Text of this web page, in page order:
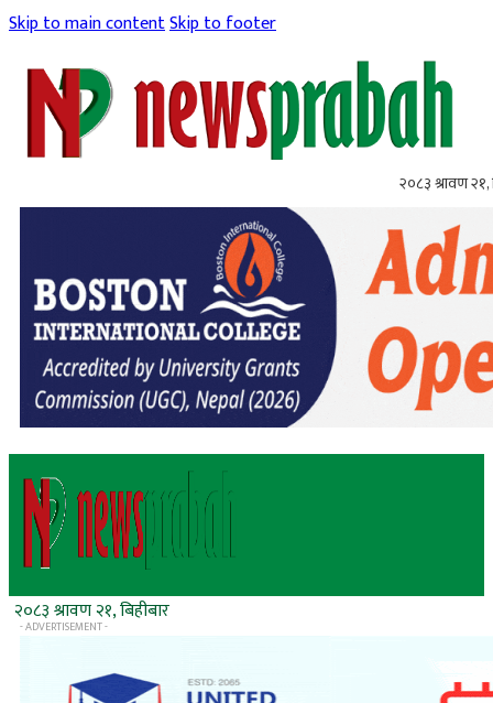
Skip to main contentSkip to footer
२०८३ श्रावण २१,
२०८३ श्रावण २१, बिहीबार
- ADVERTISEMENT -